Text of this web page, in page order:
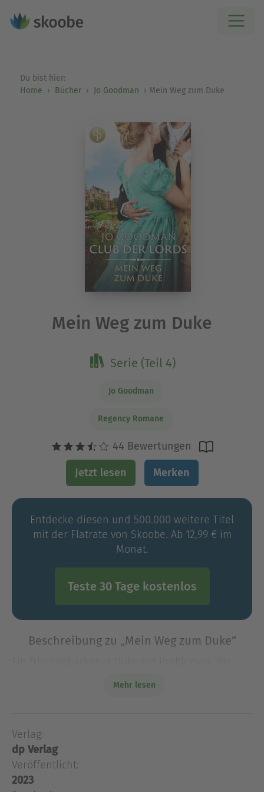
Du bist hier:
Home
Bücher Jo Goodman Mein Weg zum Duke
Mein Weg zum Duke
Serie (Teil 4)
Jo Goodman
Regency Romane
44 Bewertungen
Jetzt lesen Merken
Entdecke diesen und 500.000 weitere Titel
mit der Flatrate von Skoobe. Ab 12,99 € im
Monat.
Teste 30 Tage kostenlos
Beschreibung zu „Mein Weg zum Duke“
Finale der verführerischen Regency Romance-
Der Duke von Westphal, generell als Wes
Ein frischgebackener Duke mit Problemen, die
ganz schön ans Herz gehen …
Finale der verführerischen Regency Romance-
Reihe!
Mehr lesen
Verlag:
dp Verlag
Veröffentlicht:
2023